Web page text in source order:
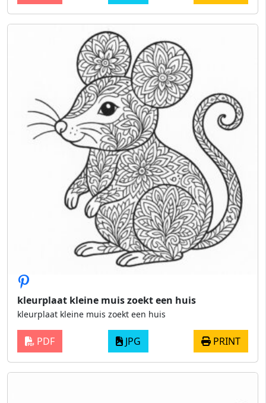
kleurplaat kleine muis zoekt een huis
kleurplaat kleine muis zoekt een huis
PDF JPG PRINT